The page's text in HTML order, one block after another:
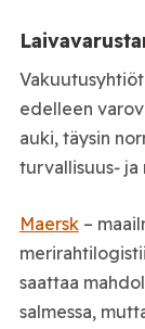
edelleen
auki, täysin
turvallisuus‑
Maersk–
saattaa
salmessa,